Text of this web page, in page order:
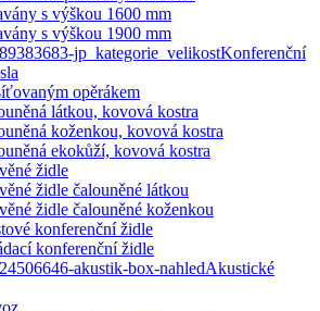
s výškou 1600 mm
s výškou 1900 mm
Konferenční
opěrákem
látkou, kovová kostra
koženkou, kovová kostra
ekokůží, kovová kostra
židle
židle čalouněné látkou
židle čalouněné koženkou
konferenční židle
konferenční židle
Akustické